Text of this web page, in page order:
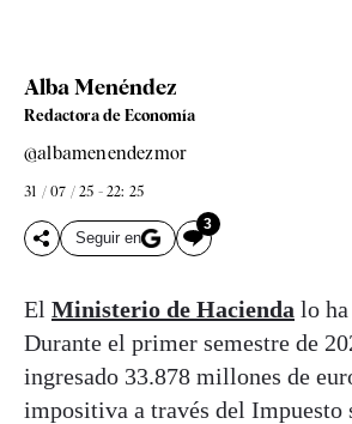
Alba Menéndez
Redactora de Economía
@albamenendezmor
31 / 07 / 25 - 22: 25
Seguir en
3
El Ministerio de Hacienda lo
Durante el primer semestre de
ingresado 33.878 millones de
impositiva a través del Impuesto